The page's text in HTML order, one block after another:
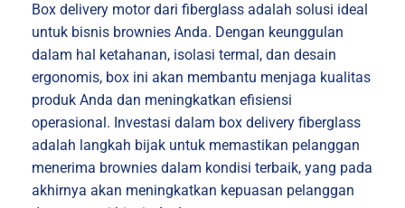
Box delivery motor dari fiberglass adalah solusi ideal
untuk bisnis brownies Anda. Dengan keunggulan
dalam hal ketahanan, isolasi termal, dan desain
ergonomis, box ini akan membantu menjaga kualitas
produk Anda dan meningkatkan efisiensi
operasional. Investasi dalam box delivery fiberglass
adalah langkah bijak untuk memastikan pelanggan
menerima brownies dalam kondisi terbaik, yang pada
akhirnya akan meningkatkan kepuasan pelanggan